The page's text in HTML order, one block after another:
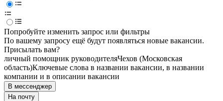
Попробуйте изменить запрос или фильтры
По вашему запросу ещё будут появляться новые вакансии.
Присылать вам?
личный помощник руководителяЧехов (Московская
область)Ключевые слова в названии вакансии, в названии
компании и в описании вакансии
В мессенджер
На почту